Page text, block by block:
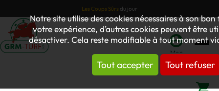
Notre site utilise des cookies nécessaires à son
votre expérience, d’autres cookies peuvent être
désactiver. Cela reste modifiable à tout moment
Tout accepter Tout refuser
Les Coups Sûrs du jour
Mon
compte